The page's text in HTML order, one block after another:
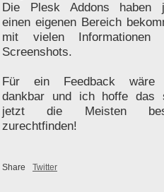
Die Plesk Addons haben
einen eigenen Bereich
mit vielen Informationen
Screenshots.
Für ein Feedback wäre
dankbar und ich hoffe das
jetzt die Meisten
zurechtfinden!
Share Twitter